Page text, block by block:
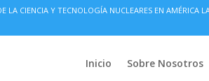
CIENCIA Y TECNOLOGÍA NUCLEARES EN AMÉRICA
Inicio Sobre Nosotros